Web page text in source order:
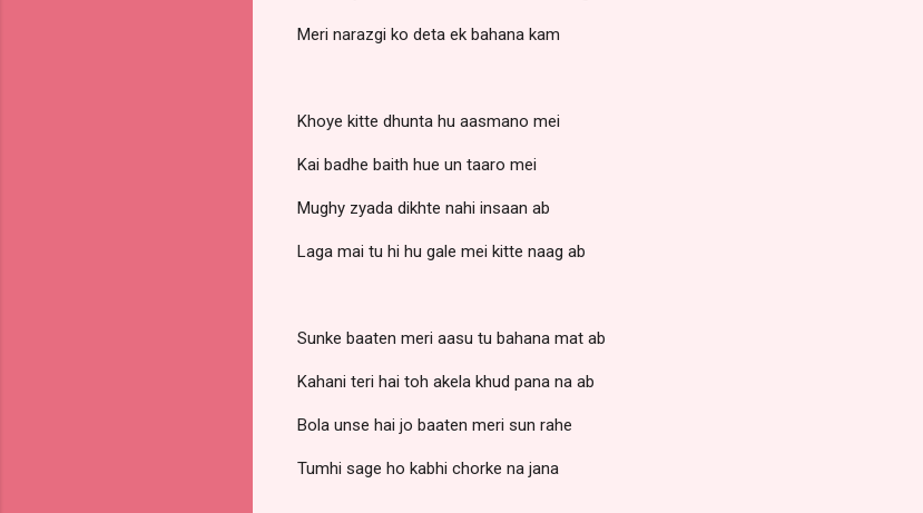
Meri narazgi ko deta ek bahana kam
Khoye kitte dhunta hu aasmano mei
Kai badhe baith hue un taaro mei
Mughy zyada dikhte nahi insaan ab
Laga mai tu hi hu gale mei kitte naag ab
Sunke baaten meri aasu tu bahana mat ab
Kahani teri hai toh akela khud pana na ab
Bola unse hai jo baaten meri sun rahe
Tumhi sage ho kabhi chorke na jana